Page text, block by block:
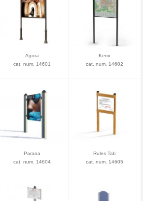
Agora
cat. num. 14601
Kemi
cat. num. 14602
Parana
cat. num. 14604
Rules Tab
cat. num. 14605